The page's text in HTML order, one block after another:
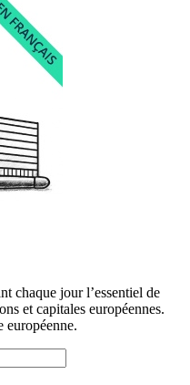
chaque jour l’essentiel de
et capitales européennes.
européenne.